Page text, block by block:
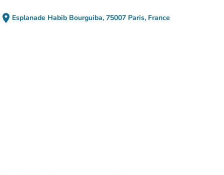
place Esplanade Habib Bourguiba, 75007 Paris, France
(apri in Google Maps)
(nuova scheda)